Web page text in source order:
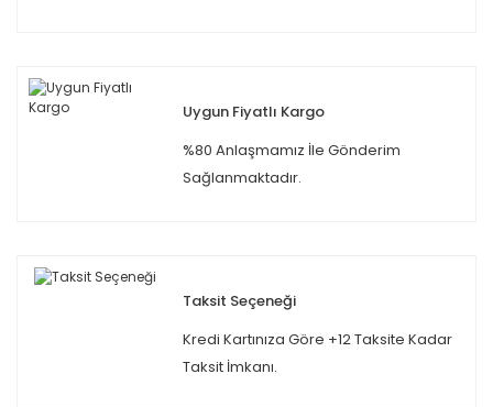
Uygun Fiyatlı Kargo
%80 Anlaşmamız İle Gönderim
Sağlanmaktadır.
Taksit Seçeneği
Kredi Kartınıza Göre +12 Taksite Kadar
Taksit İmkanı.